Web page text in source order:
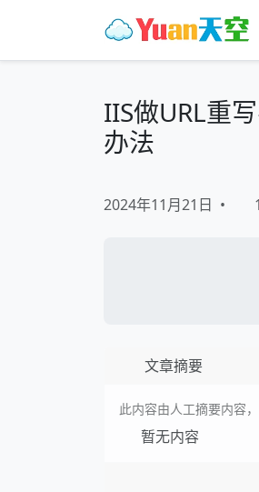
IIS做URL重
办法
2024年11月21日 •
文章摘要
此内容由人工摘要内容
暂无内容